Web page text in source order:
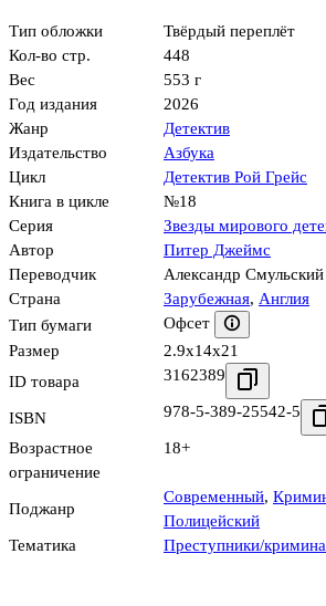
Тип обложки
Твёрдый переплёт
Кол-во стр.
448
Вес
553 г
Год издания
2026
Жанр
Детектив
Издательство
Азбука
Цикл
Детектив Рой Грейс
Книга в цикле
№18
Серия
Звезды мирового
Автор
Питер Джеймс
Переводчик
Александр Смульский
Страна
Зарубежная, Англия
Тип бумаги
Офсет
Размер
2.9x14x21
ID товара
3162389
ISBN 978-5-389-25542-5
Возрастное
ограничение
18+
Поджанр
Современный,
Полицейский
Тематика
Преступники/